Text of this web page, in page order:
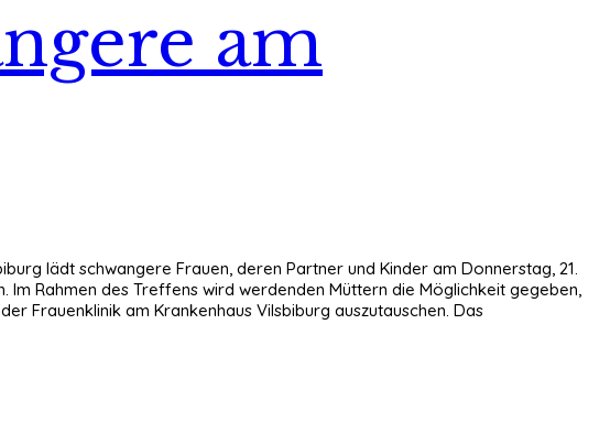
am
lädt schwangere Frauen, deren Partner und Kinder am Donnerstag, 21.
Im Rahmen des Treffens wird werdenden Müttern die Möglichkeit gegeben,
Frauenklinik am Krankenhaus Vilsbiburg auszutauschen. Das